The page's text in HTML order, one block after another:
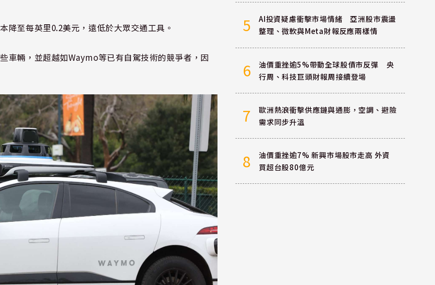
降至每英里0.2美元，遠低於大眾交通工具。
車輛，並超越如Waymo等已有自駕技術的競爭者，因
5
AI投資疑慮衝擊市場情緒 亞洲股市震盪
整理、微軟與Meta財報反應兩樣情
6
油價重挫逾5%帶動全球股債市反彈 央
行周、科技巨頭財報周接續登場
7
歐洲熱浪衝擊供應鏈與通膨，空調、避險
需求同步升溫
8
油價重挫逾7% 新興市場股市走高 外資
買超台股80億元